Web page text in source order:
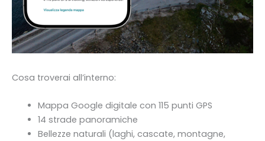
Cosa troverai all’interno:
Mappa Google digitale con 115 punti GPS
14 strade panoramiche
Bellezze naturali (laghi, cascate, montagne,